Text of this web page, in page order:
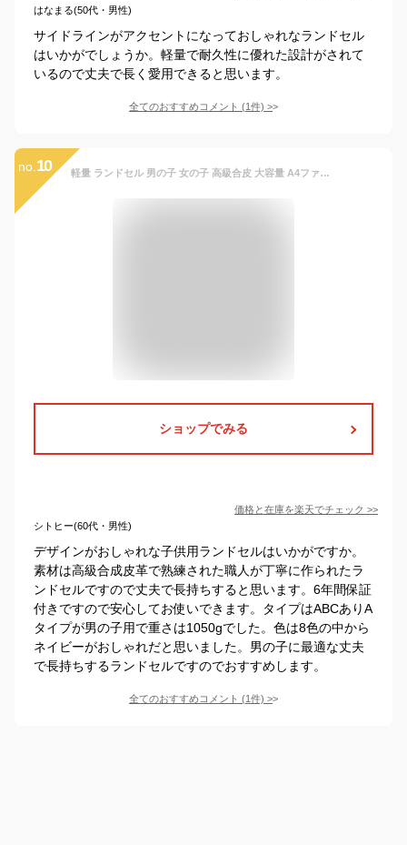
はなまる(50代・男性)
サイドラインがアクセントになっておしゃれなランドセル
はいかがでしょうか。軽量で耐久性に優れた設計がされて
いるので丈夫で長く愛用できると思います。
全てのおすすめコメント (1件) >
no. 10 軽量 ランドセル 男の子 女の子 高級合皮 大容量 A4ファイル対応 schoolbag 3タイプ Dカン付き 刺繍/無地 ワンタッチロック 入学お祝い 6年間保証 クッション性 型崩れ防止 クオリティー 大容量 軽い 安全 丈夫 耐久性 ユニセックス 通園 幼稚園 小学生 新学期お祝い 贈り物
ショップでみる
価格と在庫を楽天でチェック >>
シトヒー(60代・男性)
デザインがおしゃれな子供用ランドセルはいかがですか。
素材は高級合成皮革で熟練された職人が丁寧に作られたラ
ンドセルですので丈夫で長持ちすると思います。6年間保証
付きですので安心してお使いできます。タイプはABCありA
タイプが男の子用で重さは1050gでした。色は8色の中から
ネイビーがおしゃれだと思いました。男の子に最適な丈夫
で長持ちするランドセルですのでおすすめします。
全てのおすすめコメント (1件) >